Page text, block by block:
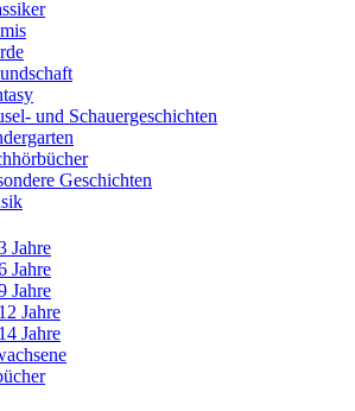
und Schauergeschichten
Geschichten
Jahre
Jahre
Jahre
Jahre
Jahre